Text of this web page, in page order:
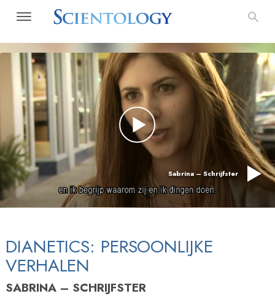
Sabrina – Schrijfster
DIANETICS: PERSOONLIJKE
VERHALEN
SABRINA – SCHRIJFSTER